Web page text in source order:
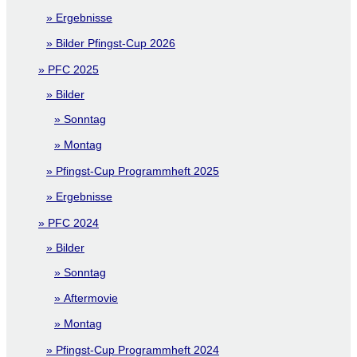
Ergebnisse
Bilder Pfingst-Cup 2026
PFC 2025
Bilder
Sonntag
Montag
Pfingst-Cup Programmheft 2025
Ergebnisse
PFC 2024
Bilder
Sonntag
Aftermovie
Montag
Pfingst-Cup Programmheft 2024